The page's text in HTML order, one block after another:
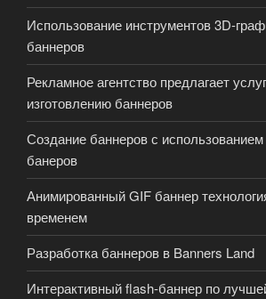
Использование инструментов 3D-
баннеров
Рекламное агентство предлагает
изготовлению баннеров
Создание баннеров с
банеров
Анимированный GIF баннер
временем
Разработка баннеров в Banners Land
Интерактивный flash-баннер по